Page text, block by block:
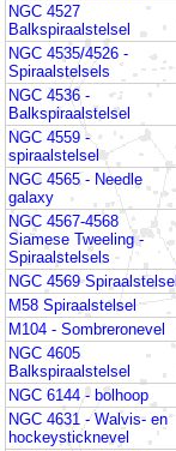
NGC 4527
Balkspiraalstelsel
NGC 4535/4526 -
Spiraalstelsels
NGC 4536 -
Balkspiraalstelsel
NGC 4559 -
spiraalstelsel
NGC 4565 - Needle
galaxy
NGC 4567-4568
Siamese Tweeling -
Spiraalstelsels
NGC 4569 Spiraalstelsel
M58 Spiraalstelsel
M104 - Sombreronevel
NGC 4605
Balkspiraalstelsel
NGC 6144 - bolhoop
NGC 4631 - Walvis- en
hockeysticknevel